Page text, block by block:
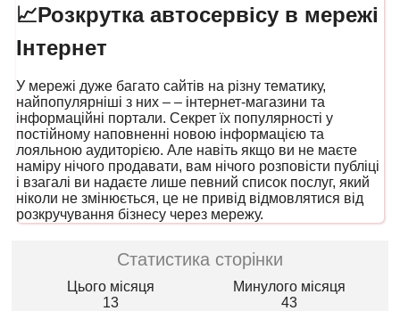
📈Розкрутка автосервісу в мережі
Інтернет
У мережі дуже багато сайтів на різну тематику,
найпопулярніші з них – – інтернет-магазини та
інформаційні портали. Секрет їх популярності у
постійному наповненні новою інформацією та
лояльною аудиторією. Але навіть якщо ви не маєте
наміру нічого продавати, вам нічого розповісти публіці
і взагалі ви надаєте лише певний список послуг, який
ніколи не змінюється, це не привід відмовлятися від
розкручування бізнесу через мережу.
Статистика сторінки
Цього місяця
13
Минулого місяця
43